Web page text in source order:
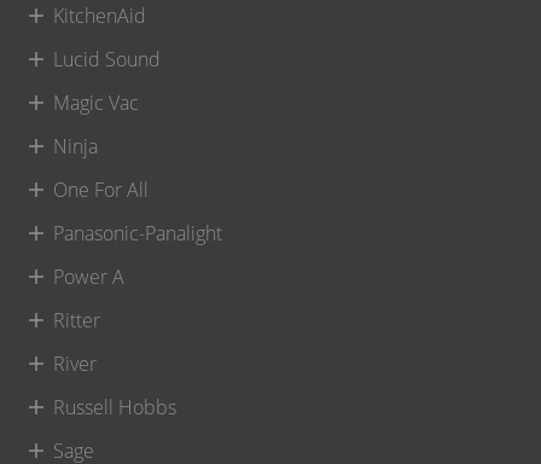
KitchenAid
Lucid Sound
Magic Vac
Ninja
One For All
Panasonic-Panalight
Power A
Ritter
River
Russell Hobbs
Sage